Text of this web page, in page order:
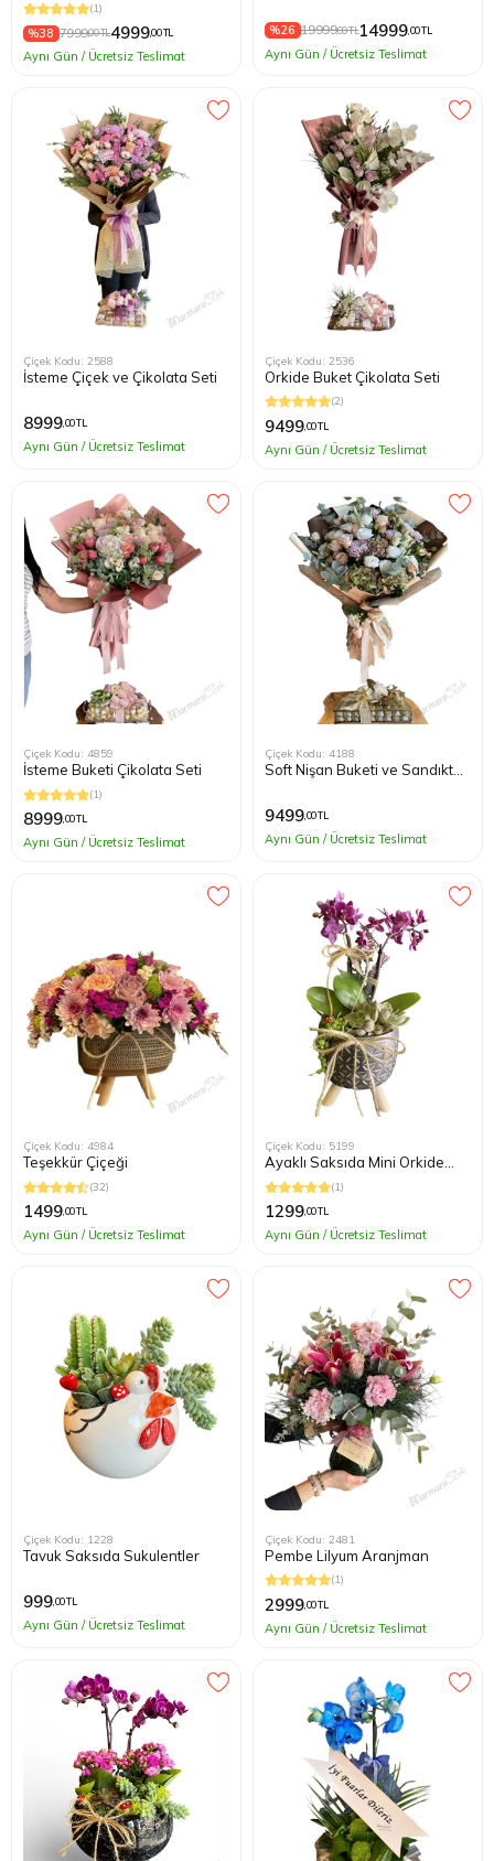
(1)
%38 7999,00 TL4999,00 TL
Aynı Gün / Ücretsiz Teslimat
%26 19999,00 TL14999,00 TL
Aynı Gün / Ücretsiz Teslimat
Çiçek Kodu: 2588
İsteme Çiçek ve Çikolata Seti
8999,00 TL
Aynı Gün / Ücretsiz Teslimat
Çiçek Kodu: 2536
Orkide Buket Çikolata Seti
(2)
9499,00 TL
Aynı Gün / Ücretsiz Teslimat
Çiçek Kodu: 4859
İsteme Buketi Çikolata Seti
(1)
8999,00 TL
Aynı Gün / Ücretsiz Teslimat
Çiçek Kodu: 4188
Soft Nişan Buketi ve Sandıkta
9499,00 TL
Aynı Gün / Ücretsiz Teslimat
Çiçek Kodu: 4984
Teşekkür Çiçeği
(32)
1499,00 TL
Aynı Gün / Ücretsiz Teslimat
Çiçek Kodu: 5199
Ayaklı Saksıda Mini Orkide
Teraryum (1)
1299,00 TL
Aynı Gün / Ücretsiz Teslimat
Çiçek Kodu: 1228
Tavuk Saksıda Sukulentler
999,00 TL
Aynı Gün / Ücretsiz Teslimat
Çiçek Kodu: 2481
Pembe Lilyum Aranjman
(1)
2999,00 TL
Aynı Gün / Ücretsiz Teslimat